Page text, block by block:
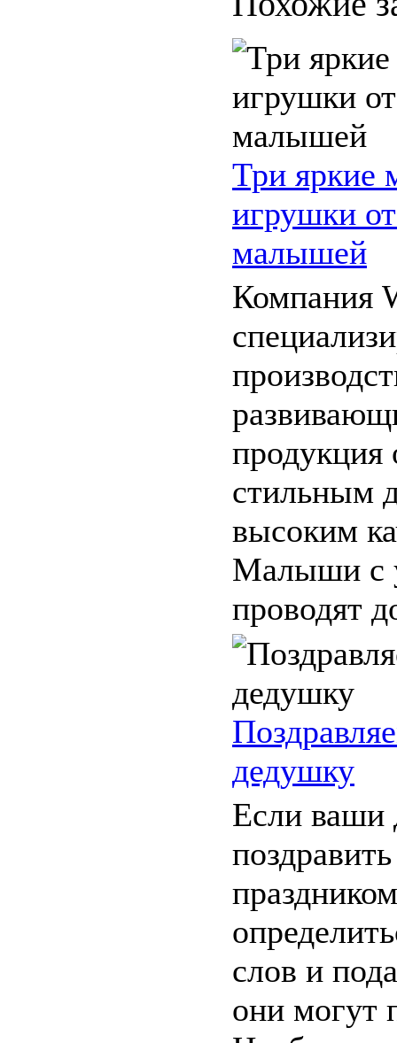
Три яркие
игрушки
малышей
Компания
продукция
стильным
высоким
Малыши с
проводят
дедушку
Если ваши
слов и
они могут